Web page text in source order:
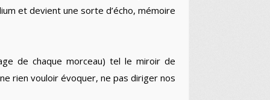
et devient une sorte d’écho, mémoire
de chaque morceau) tel le miroir de
rien vouloir évoquer, ne pas diriger nos